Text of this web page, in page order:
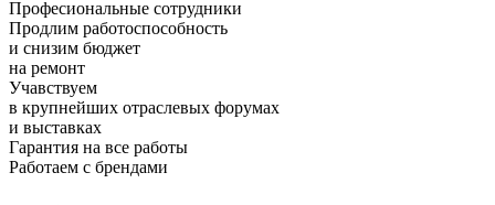
Професиональные сотрудники
Продлим работоспособность
и снизим бюджет
на ремонт
Учавствуем
в крупнейших отраслевых форумах
и выставках
Гарантия на все работы
Работаем с брендами